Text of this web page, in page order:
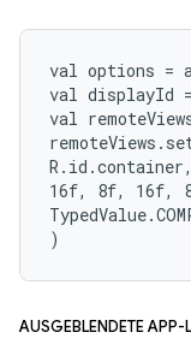
val options =
val displayId =
val
R.id.container,
16f, 8f, 16f,
)
Ausgeblendete